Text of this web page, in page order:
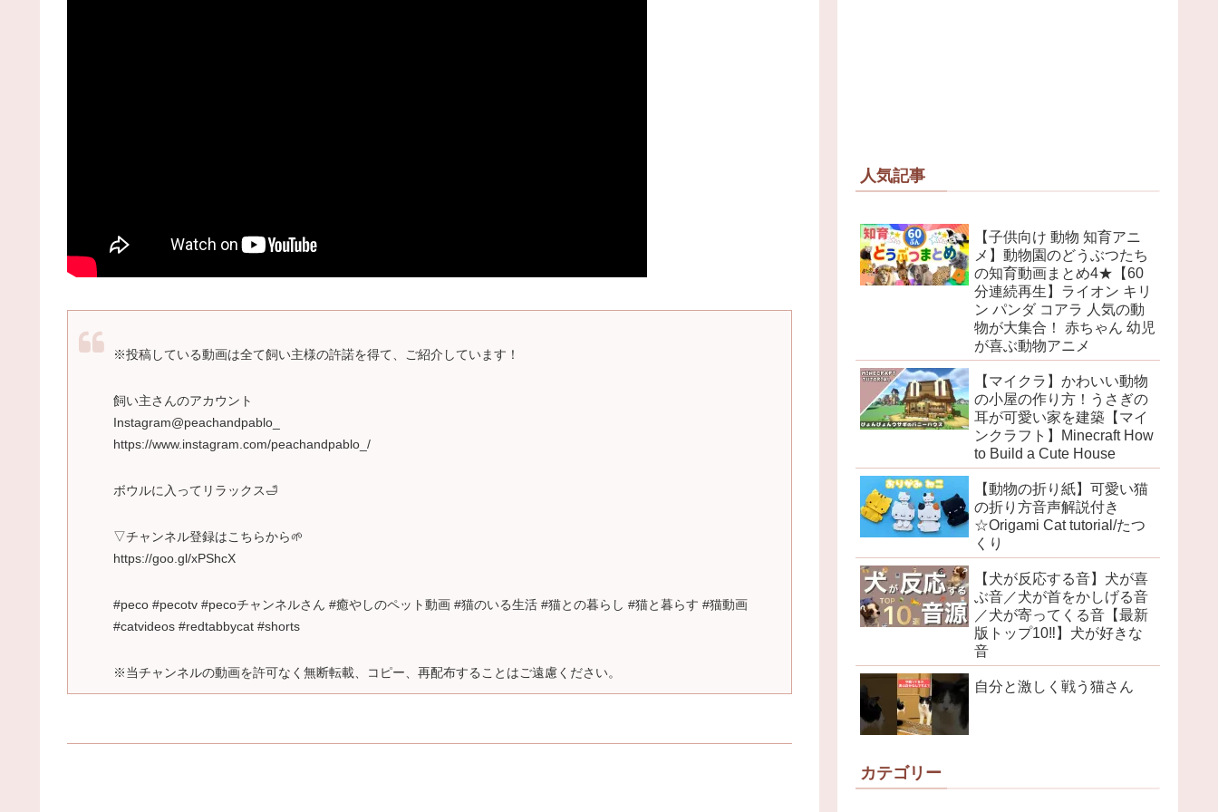
※投稿している動画は全て飼い主様の許諾を得て、ご紹介しています！
飼い主さんのアカウント
Instagram@peachandpablo_
https://www.instagram.com/peachandpablo_/
ボウルに入ってリラックス🛁
▽チャンネル登録はこちらから🌱
https://goo.gl/xPShcX
#peco #pecotv #pecoチャンネルさん #癒やしのペット動画 #猫のいる生活 #猫との暮らし #猫と暮らす #猫動画
#catvideos #redtabbycat #shorts
※当チャンネルの動画を許可なく無断転載、コピー、再配布することはご遠慮ください。
人気記事
【子供向け 動物 知育アニ
メ】動物園のどうぶつたち
の知育動画まとめ4★【60
分連続再生】ライオン キリ
ン パンダ コアラ 人気の動
物が大集合！ 赤ちゃん 幼児
が喜ぶ動物アニメ
【マイクラ】かわいい動物
の小屋の作り方！うさぎの
耳が可愛い家を建築【マイ
ンクラフト】Minecraft How
to Build a Cute House
【動物の折り紙】可愛い猫
の折り方音声解説付き
☆Origami Cat tutorial/たつ
くり
【犬が反応する音】犬が喜
ぶ音／犬が首をかしげる音
／犬が寄ってくる音【最新
版トップ10‼︎】犬が好きな
音
自分と激しく戦う猫さん
カテゴリー